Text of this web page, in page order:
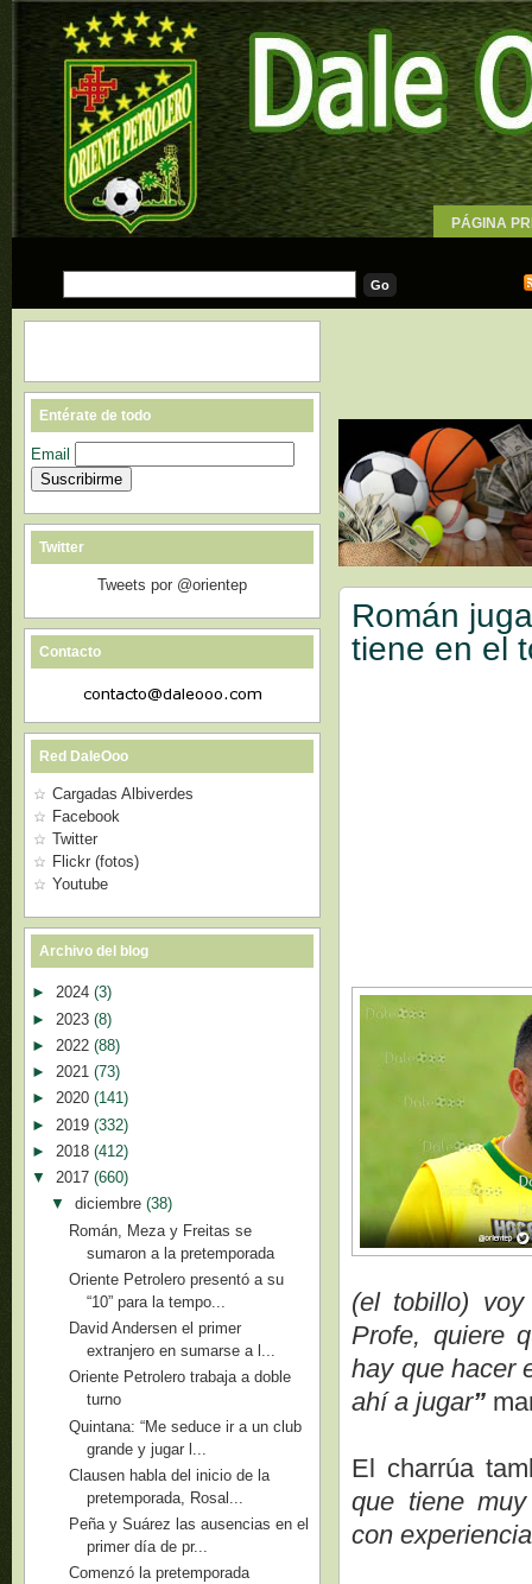
PÁGINA
Román
tiene en el
(el tobillo)
Profe, quiere
hay que hacer
ahí a jugar”
El charrúa
que tiene
con
Entérate de todo
Email
Twitter
Tweets por @orientep
Contacto
Red DaleOoo
Cargadas Albiverdes
Facebook
Twitter
Flickr (fotos)
Youtube
Archivo del blog
► 2024 (3)
► 2023 (8)
► 2022 (88)
► 2021 (73)
► 2020 (141)
► 2019 (332)
► 2018 (412)
▼ 2017 (660)
▼ diciembre (38)
Román, Meza y Freitas se
sumaron a la pretemporada
Oriente Petrolero presentó a su
“10” para la tempo...
David Andersen el primer
extranjero en sumarse a l...
Oriente Petrolero trabaja a doble
turno
Quintana: “Me seduce ir a un club
grande y jugar l...
Clausen habla del inicio de la
pretemporada, Rosal...
Peña y Suárez las ausencias en el
primer día de pr...
Comenzó la pretemporada